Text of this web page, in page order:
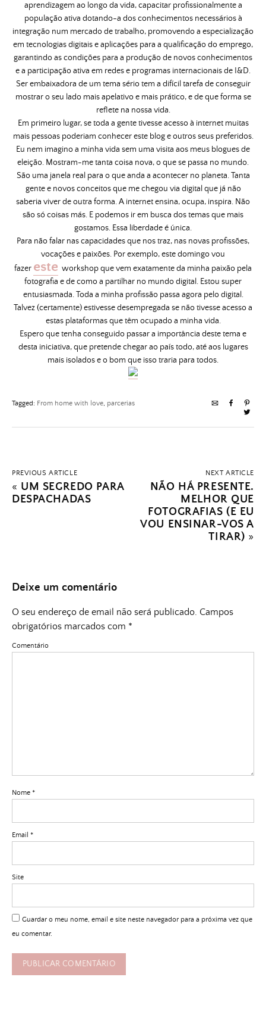
aprendizagem ao longo da vida, capacitar profissionalmente a
população ativa dotando-a dos conhecimentos necessários à
integração num mercado de trabalho, promovendo a especialização
em tecnologias digitais e aplicações para a qualificação do emprego,
garantindo as condições para a produção de novos conhecimentos
e a participação ativa em redes e programas internacionais de I&D.
Ser embaixadora de um tema sério tem a difícil tarefa de conseguir
mostrar o seu lado mais apelativo e mais prático, e de que forma se
reflete na nossa vida.
Em primeiro lugar, se toda a gente tivesse acesso à internet muitas
mais pessoas poderiam conhecer este blog e outros seus preferidos.
Eu nem imagino a minha vida sem uma visita aos meus blogues de
eleição. Mostram-me tanta coisa nova, o que se passa no mundo.
São uma janela real para o que anda a acontecer no planeta. Tanta
gente e novos conceitos que me chegou via digital que já não
saberia viver de outra forma. A internet ensina, ocupa, inspira. Não
são só coisas más. E podemos ir em busca dos temas que mais
gostamos. Essa liberdade é única.
Para não falar nas capacidades que nos traz, nas novas profissões,
vocações e paixões. Por exemplo, este domingo vou
fazer este workshop que vem exatamente da minha paixão pela
fotografia e de como a partilhar no mundo digital. Estou super
entusiasmada. Toda a minha profissão passa agora pelo digital.
Talvez (certamente) estivesse desempregada se não tivesse acesso a
estas plataformas que têm ocupado a minha vida.
Espero que tenha conseguido passar a importância deste tema e
desta iniciativa, que pretende chegar ao país todo, até aos lugares
mais isolados e o bom que isso traria para todos.
Tagged: From home with love, parcerias
PREVIOUS ARTICLE
« UM SEGREDO PARA
DESPACHADAS
NEXT ARTICLE
NÃO HÁ PRESENTE.
MELHOR QUE
FOTOGRAFIAS (E EU
VOU ENSINAR-VOS A
TIRAR) »
Deixe um comentário
O seu endereço de email não será publicado. Campos
obrigatórios marcados com *
Comentário
Nome *
Email *
Site
Guardar o meu nome, email e site neste navegador para a próxima vez que
eu comentar.